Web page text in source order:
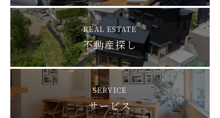
REAL ESTATE
不動産探し
SERVICE
サービス